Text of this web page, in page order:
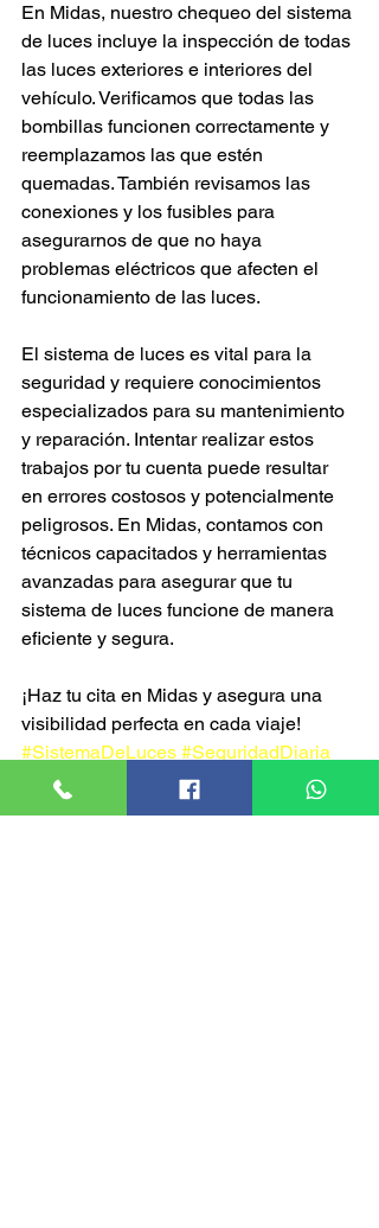
En Midas, nuestro chequeo del sistema
de luces incluye la inspección de todas
las luces exteriores e interiores del
vehículo. Verificamos que todas las
bombillas funcionen correctamente y
reemplazamos las que estén
quemadas. También revisamos las
conexiones y los fusibles para
asegurarnos de que no haya
problemas eléctricos que afecten el
funcionamiento de las luces.
El sistema de luces es vital para la
seguridad y requiere conocimientos
especializados para su mantenimiento
y reparación. Intentar realizar estos
trabajos por tu cuenta puede resultar
en errores costosos y potencialmente
peligrosos. En Midas, contamos con
técnicos capacitados y herramientas
avanzadas para asegurar que tu
sistema de luces funcione de manera
eficiente y segura.
¡Haz tu cita en Midas y asegura una
visibilidad perfecta en cada viaje!
#SistemaDeLuces #SeguridadDiaria
#MidasService